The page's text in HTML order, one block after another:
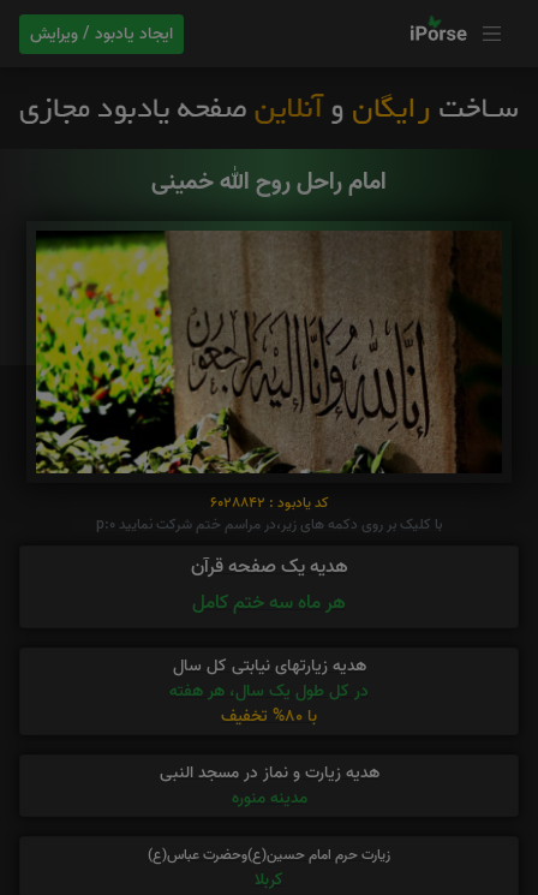
ایجاد یادبود / ویرایش
امام راحل روح الله خمینی
کد یادبود : 6028842
با کلیک بر روی دکمه های زیر،در مراسم ختم شرکت نمایید p:0
هدیه یک صفحه قرآن
هر ماه سه ختم کامل
هدیه زیارتهای نیابتی کل سال
در کل طول یک سال، هر هفته
با 80% تخفیف
هدیه زیارت و نماز در مسجد النبی
مدینه منوره
زیارت حرم امام حسین(ع)وحضرت عباس(ع)
کربلا